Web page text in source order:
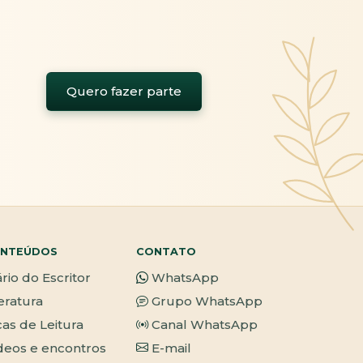
Quero fazer parte
do Escritor
de Leitura
e encontros
CONTATO
WhatsApp
Grupo WhatsApp
Canal WhatsApp
E-mail